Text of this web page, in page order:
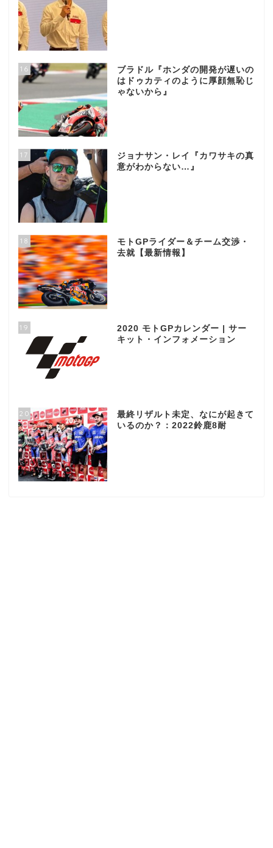
16
ブラドル『ホンダの開発が遅いの
はドゥカティのように厚顔無恥じ
ゃないから』
17
ジョナサン・レイ『カワサキの真
意がわからない…』
18
モトGPライダー＆チーム交渉・
去就【最新情報】
19
2020 モトGPカレンダー | サー
キット・インフォメーション
20
最終リザルト未定、なにが起きて
いるのか？：2022鈴鹿8耐